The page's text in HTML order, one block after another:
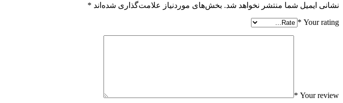
نشانی ایمیل شما منتشر نخواهد شد. بخش‌های موردنیاز علامت‌گذاری شده‌اند *
Your rating
*
Your review
*